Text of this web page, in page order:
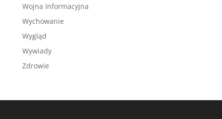
Wojna Informacyjna
Wychowanie
Wygląd
Wywiady
Zdrowie